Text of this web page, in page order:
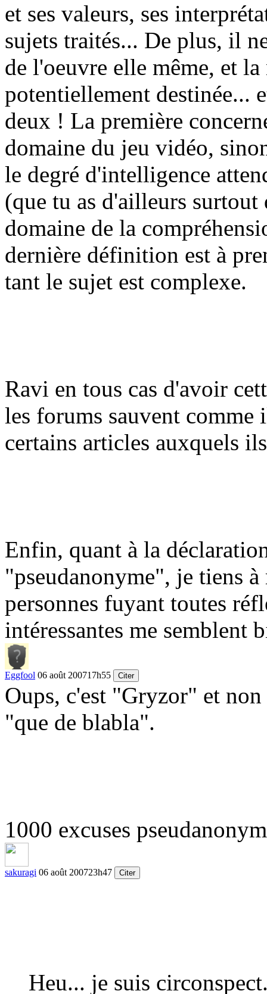
et ses valeurs, ses
sujets traités... De plus, il
de l'oeuvre elle même, et
potentiellement destinée...
deux ! La première
domaine du jeu vidéo,
le degré d'intelligence
(que tu as d'ailleurs
domaine de la
dernière définition est à
tant le sujet est complexe.
Ravi en tous cas d'avoir
les forums sauvent comme
certains articles auxquels
Enfin, quant à la
"pseudanonyme", je tiens
personnes fuyant toutes
intéressantes me semblent
Eggfool 06 août 200717h55 Citer
Oups, c'est "Gryzor" et
"que de blabla".
1000 excuses
sakuragi 06 août 200723h47 Citer
Heu... je suis